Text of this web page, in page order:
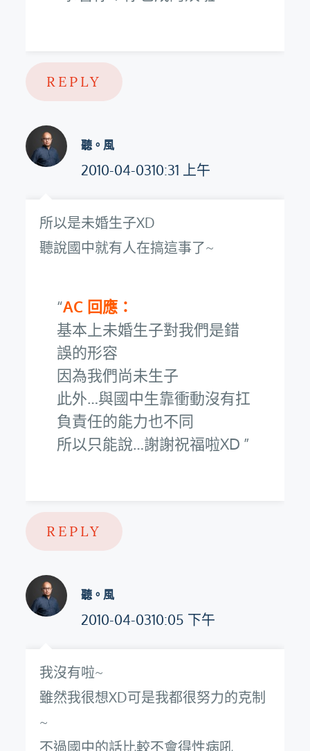
REPLY
聽。風
2010-04-0310:31 上午
所以是未婚生子XD
聽說國中就有人在搞這事了~
AC 回應：
基本上未婚生子對我們是錯
誤的形容
因為我們尚未生子
此外…與國中生靠衝動沒有扛
負責任的能力也不同
所以只能說…謝謝祝福啦XD
REPLY
聽。風
2010-04-0310:05 下午
我沒有啦~
雖然我很想XD可是我都很努力的克制
~
不過國中的話比較不會得性病吼